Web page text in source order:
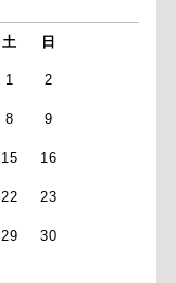
土 日
1 2
8 9
15 16
22 23
29 30